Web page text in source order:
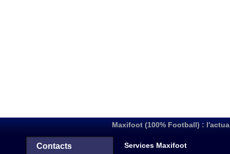
Maxifoot (100% Football) :
Contacts Services Maxifoot